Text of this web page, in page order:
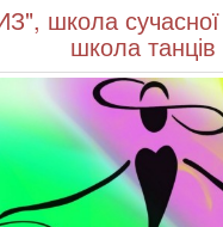
школа сучасної
школа танців